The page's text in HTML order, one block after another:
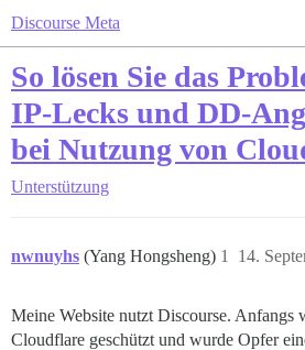
Discourse Meta
So lösen Sie das
IP-Lecks und DD-
bei Nutzung von
Unterstützung
nwnuyhs (Yang Hongsheng) 14.
1
Meine Website nutzt Discourse. Anfangs
Cloudflare geschützt und wurde Opfer